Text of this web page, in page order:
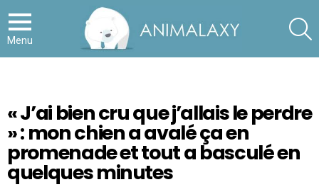
Menu
« J’ai bien cru que j’allais le perdre
» : mon chien a avalé ça en
promenade et tout a basculé en
quelques minutes